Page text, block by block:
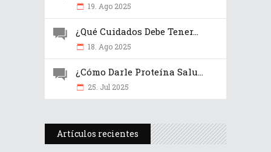
19. Ago 2025
¿Qué Cuidados Debe Tener...
18. Ago 2025
¿Cómo Darle Proteína Salu...
25. Jul 2025
Artículos recientes